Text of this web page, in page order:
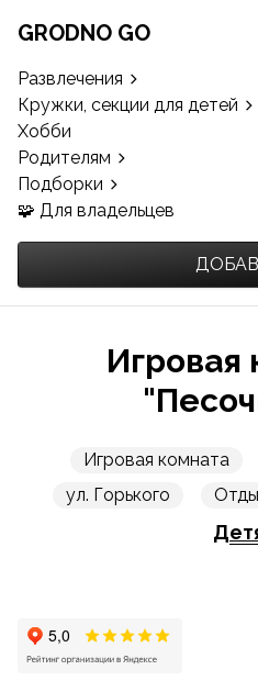
GRODNO GO
Развлечения
Кружки, секции для детей
Хобби
Родителям
Подборки
🧩 Для владельцев
Игровая
Игровая комната
ул. Горького